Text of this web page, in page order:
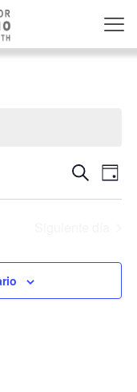
de
y
Buscar
de
Día